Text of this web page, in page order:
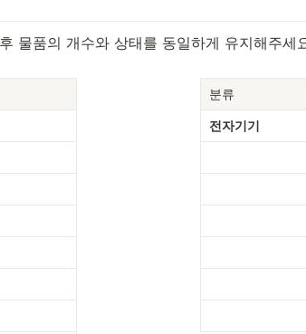
물품의 개수와 상태를 동일하게 유지해주세
분류
전자기기